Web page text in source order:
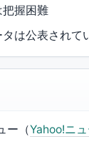
握困難
は公表されて
ー（Yahoo!ニ